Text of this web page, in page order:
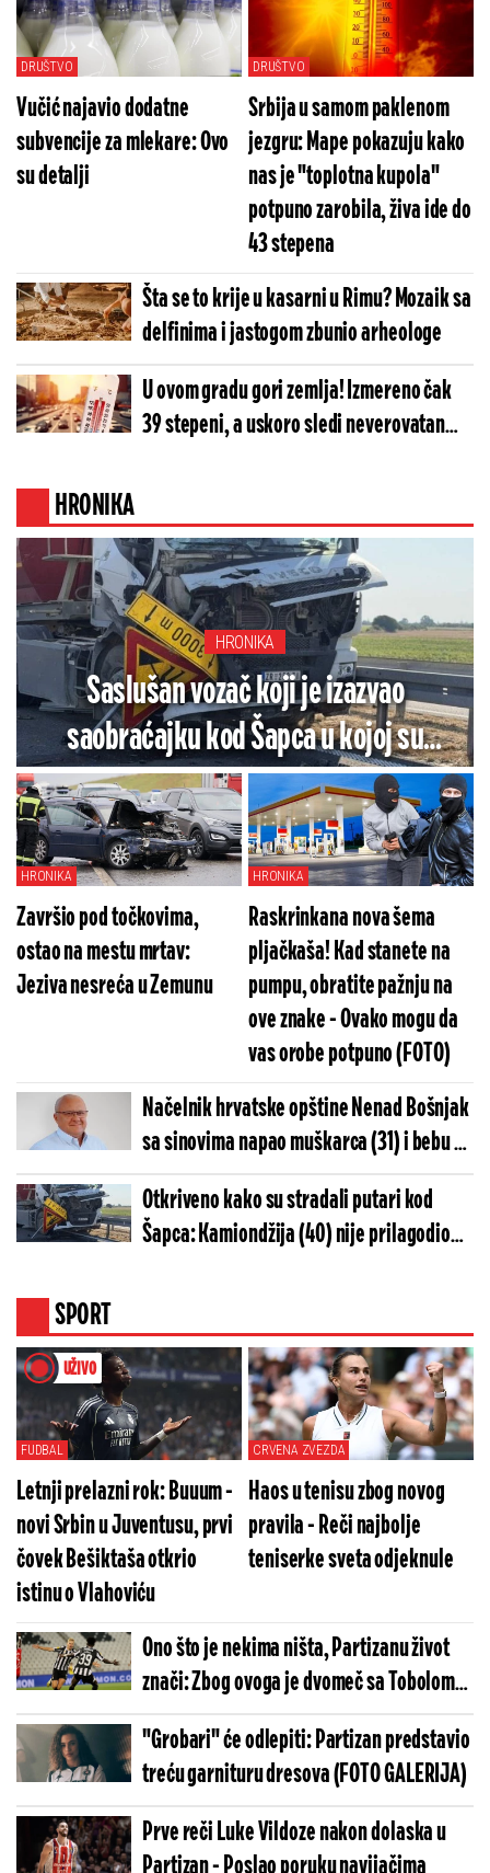
DRUŠTVO
Vučić najavio dodatne
subvencije za mlekare: Ovo
su detalji
DRUŠTVO
Srbija u samom paklenom
jezgru: Mape pokazuju kako
nas je "toplotna kupola"
potpuno zarobila, živa ide do
43 stepena
Šta se to krije u kasarni u Rimu? Mozaik sa
delfinima i jastogom zbunio arheologe
U ovom gradu gori zemlja! Izmereno čak
39 stepeni, a uskoro sledi neverovatan
HRONIKA
HRONIKA
Saslušan vozač koji je izazvao
saobraćajku kod Šapca u kojoj su
poginuli putari: Evo kako se branio
(FOTO)
HRONIKA
Završio pod točkovima,
ostao na mestu mrtav:
Jeziva nesreća u Zemunu
HRONIKA
Raskrinkana nova šema
pljačkaša! Kad stanete na
pumpu, obratite pažnju na
ove znake - Ovako mogu da
vas orobe potpuno (FOTO)
Načelnik hrvatske opštine Nenad Bošnjak
sa sinovima napao muškarca (31) i bebu u
kolima: Policija im oduzela oružje!
Otkriveno kako su stradali putari kod
Šapca: Kamiondžija (40) nije prilagodio
SPORT
UŽIVO
FUDBAL
Letnji prelazni rok: Buuum -
novi Srbin u Juventusu, prvi
čovek Bešiktaša otkrio
istinu o Vlahoviću
CRVENA ZVEZDA
Haos u tenisu zbog novog
pravila - Reči najbolje
teniserke sveta odjeknule
Ono što je nekima ništa, Partizanu život
znači: Zbog ovoga je dvomeč sa Tobolom
toliko važan
"Grobari" će odlepiti: Partizan predstavio
treću garnituru dresova (FOTO GALERIJA)
Prve reči Luke Vildoze nakon dolaska u
Partizan - Poslao poruku navijačima